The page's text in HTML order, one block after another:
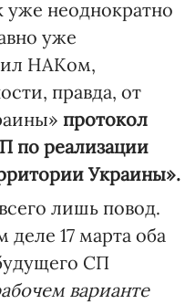
уже неоднократно
уже
НАКом,
правда, от
протокол
по реализации
Украины».
лишь повод.
деле 17 марта оба
СП
варианте